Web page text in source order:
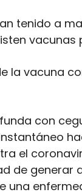
tenido a
vacunas
la vacuna
con
el
de generar
una